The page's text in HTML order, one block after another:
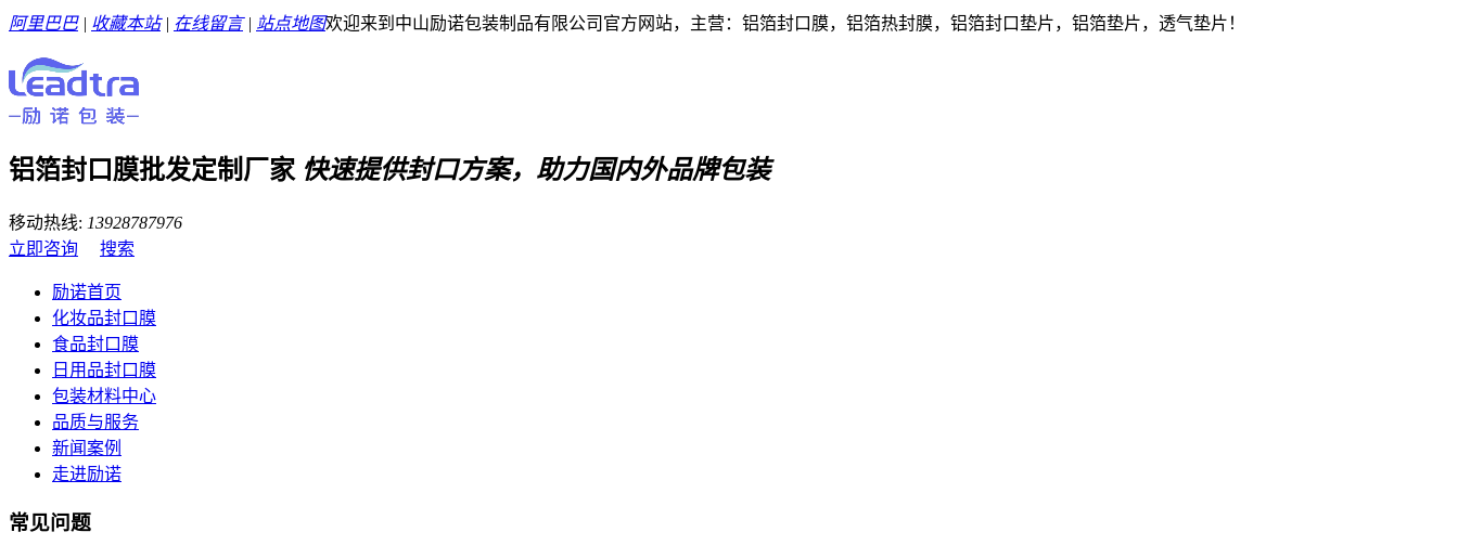
阿里巴巴| 收藏本站| 在线留言| 站点地图欢迎来到中山励诺包装制品有限公司官方网站，主营：铝箔封口膜，铝箔热封膜，铝箔封口垫片，铝箔垫片，透气垫片！
铝箔封口膜批发定制厂家 快速提供封口方案，助力国内外品牌包装
移动热线: 13928787976
立即咨询
搜索
励诺首页
化妆品封口膜
食品封口膜
日用品封口膜
包装材料中心
品质与服务
新闻案例
走进励诺
常见问题